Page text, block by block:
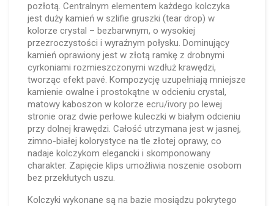
pozłotą. Centralnym elementem każdego kolczyka
jest duży kamień w szlifie gruszki (tear drop) w
kolorze crystal – bezbarwnym, o wysokiej
przezroczystości i wyraźnym połysku. Dominujący
kamień oprawiony jest w złotą ramkę z drobnymi
cyrkoniami rozmieszczonymi wzdłuż krawędzi,
tworząc efekt pavé. Kompozycję uzupełniają mniejsze
kamienie owalne i prostokątne w odcieniu crystal,
matowy kaboszon w kolorze ecru/ivory po lewej
stronie oraz dwie perłowe kuleczki w białym odcieniu
przy dolnej krawędzi. Całość utrzymana jest w jasnej,
zimno-białej kolorystyce na tle złotej oprawy, co
nadaje kolczykom elegancki i skomponowany
charakter. Zapięcie klips umożliwia noszenie osobom
bez przekłutych uszu.
Kolczyki wykonane są na bazie mosiądzu pokrytego